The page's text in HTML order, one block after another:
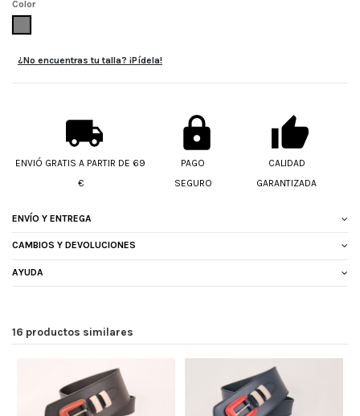
Color
¿No encuentras tu talla? ¡Pídela!
ENVIÓ GRATIS A PARTIR DE 69
€
PAGO
SEGURO
CALIDAD
GARANTIZADA
ENVÍO Y ENTREGA
CAMBIOS Y DEVOLUCIONES
AYUDA
16 productos similares